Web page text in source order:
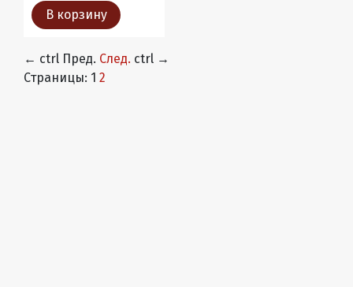
В корзину
← ctrl Пред. След. ctrl →
Страницы: 1 2